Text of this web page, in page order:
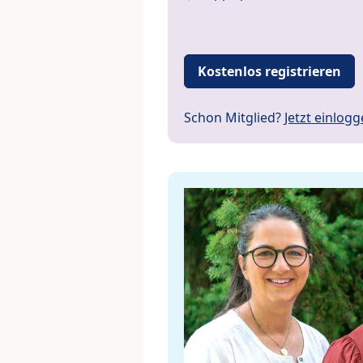
Kostenlos registrieren
Schon Mitglied? Jetzt